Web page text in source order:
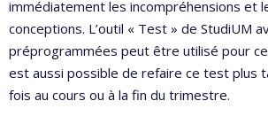
immédiatement les incompréhensions et
conceptions. L’outil « Test » de StudiUM
préprogrammées peut être utilisé pour
est aussi possible de refaire ce test plus
fois au cours ou à la fin du trimestre.